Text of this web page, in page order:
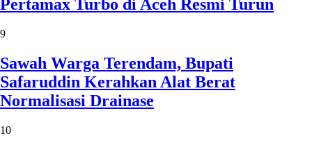
Pertamax Turbo di Aceh Resmi Turun
9
Sawah Warga Terendam, Bupati
Safaruddin Kerahkan Alat Berat
Normalisasi Drainase
10